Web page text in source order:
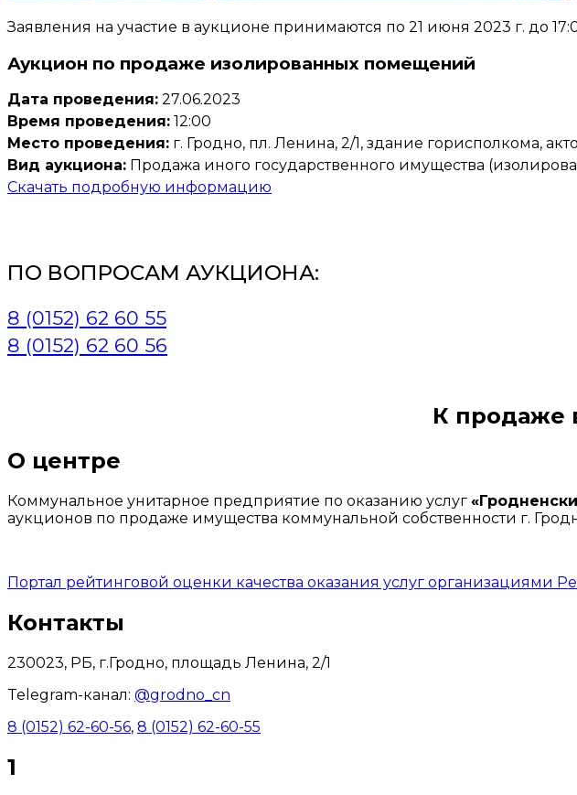
Заявления на участие в аукционе принимаются по 21 июня 2023 г. до
Аукцион по продаже изолированных помещений
Дата проведения: 27.06.2023
Время проведения: 12:00
Место проведения: г. Гродно, пл. Ленина, 2/1, здание горисполкома,
Вид аукциона: Продажа иного государственного имущества
Скачать подробную информацию
ПО ВОПРОСАМ АУКЦИОНА:
8 (0152) 62 60 55
8 (0152) 62 60 56
К продаже
О центре
Коммунальное унитарное предприятие по оказанию услуг
аукционов по продаже имущества коммунальной собственности г.
Портал рейтинговой оценки качества оказания услуг организациями
Контакты
230023, РБ, г.Гродно, площадь Ленина, 2/1
Telegram-канал: @grodno_cn
8 (0152) 62-60-56, 8 (0152) 62-60-55
1